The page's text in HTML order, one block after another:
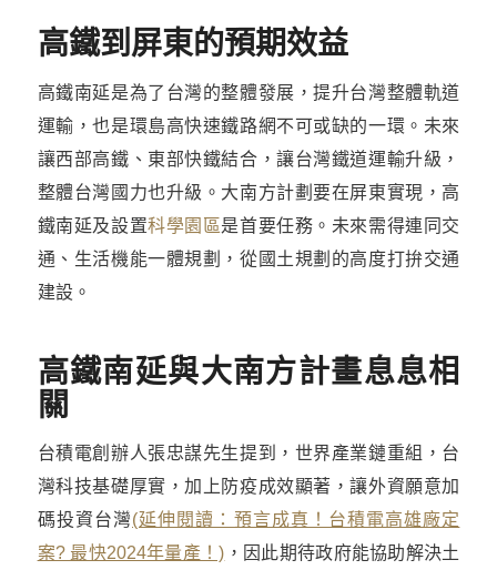
高鐵到屏東的預期效益
高鐵南延是為了台灣的整體發展，提升台灣整體軌道
運輸，也是環島高快速鐵路網不可或缺的一環。未來
讓西部高鐵、東部快鐵結合，讓台灣鐵道運輸升級，
整體台灣國力也升級。大南方計劃要在屏東實現，高
鐵南延及設置科學園區是首要任務。未來需得連同交
通、生活機能一體規劃，從國土規劃的高度打拚交通
建設。
高鐵南延與大南方計畫息息相
關
台積電創辦人張忠謀先生提到，世界產業鏈重組，台
灣科技基礎厚實，加上防疫成效顯著，讓外資願意加
碼投資台灣(延伸閱讀：預言成真！台積電高雄廠定
案? 最快2024年量產！) ，因此期待政府能協助解決土